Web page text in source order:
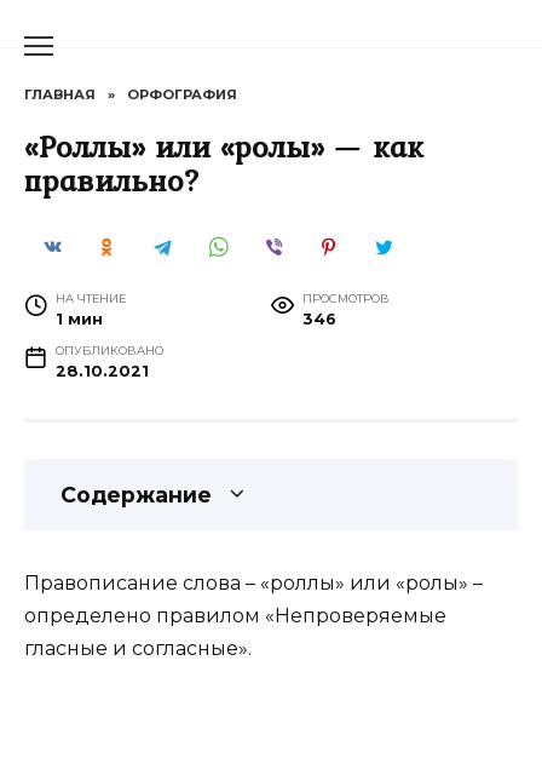
ГЛАВНАЯ » ОРФОГРАФИЯ
«Роллы» или «ролы» — как
правильно?
НА ЧТЕНИЕ
1 мин
ПРОСМОТРОВ
346
ОПУБЛИКОВАНО
28.10.2021
Содержание
Правописание слова – «роллы» или «ролы» –
определено правилом «Непроверяемые
гласные и согласные».